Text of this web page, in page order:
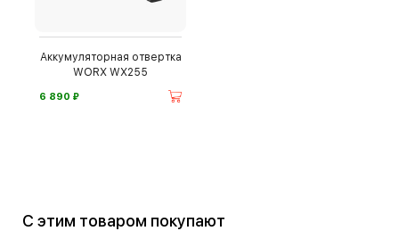
Аккумуляторная отвертка
WORX WX255
6 890 ⃏
С этим товаром покупают